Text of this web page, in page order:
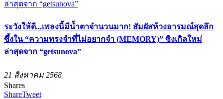
ระวังให้ดี...เพลงนี้มีน้ำตาจำนวนมาก! สัมผัสห้วงอารมณ์สุดลึก
ซึ้งใน “ความทรงจำที่ไม่อยากจำ (MEMORY)” ซิงเกิลใหม่
ล่าสุดจาก “getsunova”
21 สิงหาคม 2568
Shares
ShareTweet